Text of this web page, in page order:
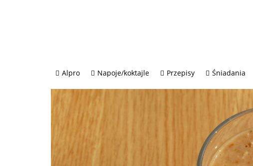
Alpro Napoje/koktajle Przepisy Śniadania